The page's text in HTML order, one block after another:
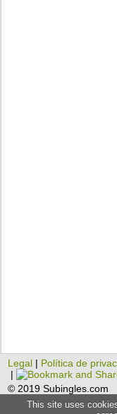
Legal | Política de
|
© 2019 Subingles.com
This site uses